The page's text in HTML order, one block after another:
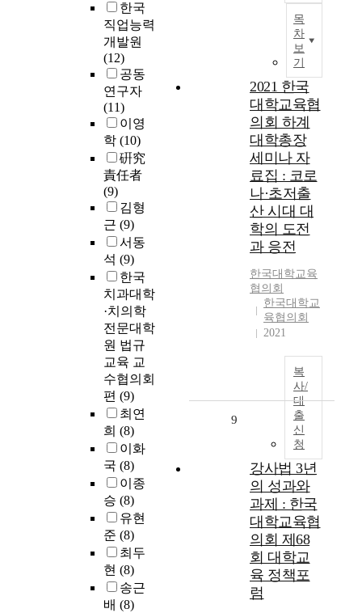
한국
직업능력
개발원
(12)
공동
연구자
(11)
이영
학 (10)
硏究
責任者
(9)
김형
근 (9)
서동
석 (9)
한국
치과대학
·치의학
전문대학
원 법규
교육 교
수협의회
편 (9)
최연
희 (8)
이화
국 (8)
이종
승 (8)
유현
준 (8)
최두
현 (8)
송근
배 (8)
목
차
보
기
2021 한국
대학교육협
의회 하계
대학총장
세미나 자
료집 : 코로
나·초저출
산 시대 대
학의 도전
과 응전
한국대학교육
협의회
한국대학교
육협의회
2021
복
사/
대
출
신
청
9
강사법 3년
의 성과와
과제 : 한국
대학교육협
의회 제68
회 대학교
육 정책포
럼